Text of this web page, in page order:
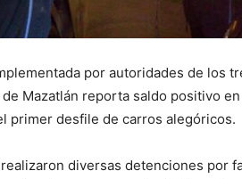
por autoridades de los
Mazatlán reporta saldo positivo
primer desfile de carros alegóricos.
diversas detenciones por